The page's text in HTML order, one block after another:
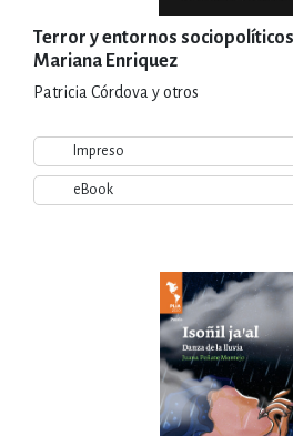
Terror y entornos
Mariana Enriquez
Patricia Córdova y otros
Impreso
eBook